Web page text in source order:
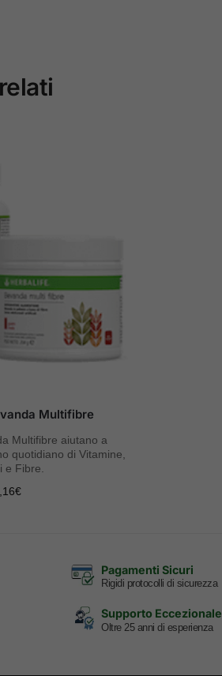
Multifibre
Multifibre aiutano a
quotidiano di Vitamine,
e Fibre.
€
Pagamenti Sicuri
Rigidi protocolli di sicurezza
Supporto Eccezionale
Oltre 25 anni di esperienza